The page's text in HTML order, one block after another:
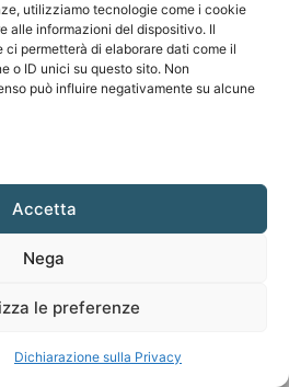
utilizziamo tecnologie come i cookie
alle informazioni del dispositivo. Il
permetterà di elaborare dati come il
o ID unici su questo sito. Non
può influire negativamente su alcune
Accetta
Nega
le preferenze
Dichiarazione sulla Privacy